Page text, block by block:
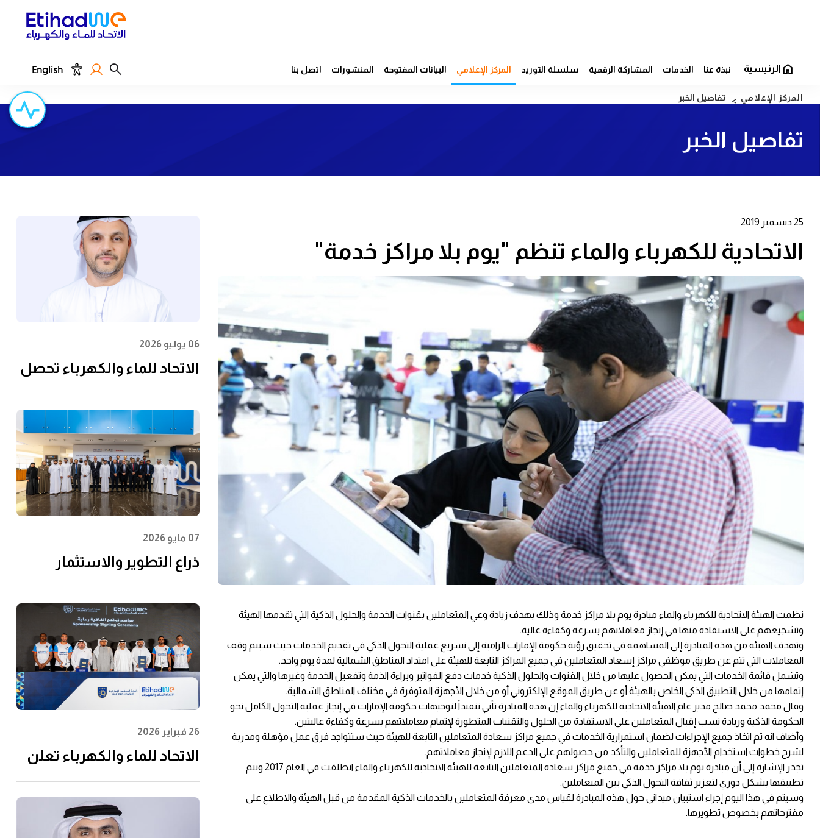
الرئيسية نبذة عنا الخدمات المشاركة الرقمية سلسلة التوريد المركز الإعلامي البيانات المفتوحة المنشورات اتصل بنا English
المركز الإعلامي تفاصيل الخبر
تفاصيل الخبر
25 ديسمبر 2019
الاتحادية للكهرباء والماء تنظم "يوم بلا مراكز خدمة"
نظمت الهيئة الاتحادية للكهرباء والماء مبادرة يوم بلا مراكز خدمة وذلك بهدف زيادة وعي المتعاملين بقنوات الخدمة والحلول الذكية التي تقدمها الهيئة
وتشجيعهم على الاستفادة منها في إنجاز معاملاتهم بسرعة وكفاءة عالية.
وتهدف الهيئة من هذه المبادرة إلى المساهمة في تحقيق رؤية حكومة الإمارات الرامية إلى تسريع عملية التحول الذكي في تقديم الخدمات حيث سيتم وقف
المعاملات التي تتم عن طريق موظفي مراكز إسعاد المتعاملين في جميع المراكز التابعة للهيئة على امتداد المناطق الشمالية لمدة يوم واحد.
وتشمل قائمة الخدمات التي يمكن الحصول عليها من خلال القنوات والحلول الذكية خدمات دفع الفواتير وبراءة الذمة وتفعيل الخدمة وغيرها والتي يمكن
إتمامها من خلال التطبيق الذكي الخاص بالهيئة أو عن طريق الموقع الإلكتروني أو من خلال الأجهزة المتوفرة في مختلف المناطق الشمالية.
وقال محمد محمد صالح مدير عام الهيئة الاتحادية للكهرباء والماء إن هذه المبادرة تأتي تنفيذاً لتوجيهات حكومة الإمارات في إنجاز عملية التحول الكامل نحو
الحكومة الذكية وزيادة نسب إقبال المتعاملين على الاستفادة من الحلول والتقنيات المتطورة لإتمام معاملاتهم بسرعة وكفاءة عاليتين.
وأضاف انه تم اتخاذ جميع الإجراءات لضمان استمرارية الخدمات في جميع مراكز سعادة المتعاملين التابعة للهيئة حيث ستتواجد فرق عمل مؤهلة ومدربة
لشرح خطوات استخدام الأجهزة للمتعاملين والتأكد من حصولهم على الدعم اللازم لإنجاز معاملاتهم.
تجدر الإشارة إلى أن مبادرة يوم بلا مراكز خدمة في جميع مراكز سعادة المتعاملين التابعة للهيئة الاتحادية للكهرباء والماء انطلقت في العام 2017 ويتم
تطبيقها بشكل دوري لتعزيز ثقافة التحول الذكي بين المتعاملين.
وسيتم في هذا اليوم إجراء استبيان ميداني حول هذه المبادرة لقياس مدى معرفة المتعاملين بالخدمات الذكية المقدمة من قبل الهيئة والاطلاع على
مقترحاتهم بخصوص تطويرها.
06 يوليو 2026
الاتحاد للماء والكهرباء تحصل
55001:2024 في إدارة الأصول
07 مايو 2026
ذراع التطوير والاستثمار
والكهرباء" توقِّع اتفاقية مع
إن إم دي سي إنفرا ولانتانيا
لتنفيذ مشروع محطة الفجيرة
للتحلية سعة 60 مليون جالون
يوميًا
26 فبراير 2026
الاتحاد للماء والكهرباء تعلن
الإماراتية لتعزيز مشاركة
الشباب وتعظيم الأثر